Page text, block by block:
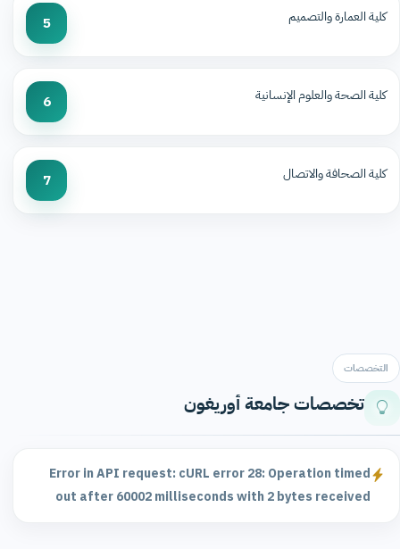
كلية العمارة والتصميم 5
كلية الصحة والعلوم الإنسانية 6
كلية الصحافة والاتصال 7
التخصصات
تخصصات جامعة أوريغون
Error in API request: cURL error 28: Operation timed
out after 60002 milliseconds with 2 bytes received